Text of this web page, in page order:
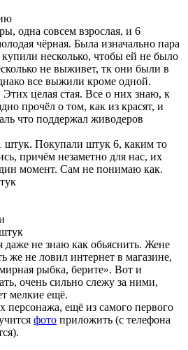
одна совсем взрослая, и 6
чёрная. Была изначально пара
несколько, чтобы ей не было
не выживет, тк они были в
все выжили кроме одной.
целая стая. Все о них знаю, к
прочёл о том, как из красят, и
что поддержал живодеров
Покупали штук 6, каким то
причём незаметно для нас, их
момент. Сам не понимаю как.
не знаю как обьяснить. Жене
же не ловил интернет в магазине,
рыбка, берите». Вот и
очень сильно слежу за ними,
мелкие ещё.
персонажа, ещё из самого первого
фото приложить (с телефона